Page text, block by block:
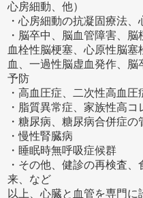
心房細動、他）
・心房細動の抗凝固療法
・脳卒中、脳血管障害、
血栓性脳梗塞、心原性脳
血、一過性脳虚血発作、
予防
・高血圧症、二次性高血圧
・脂質異常症、家族性高
・糖尿病、糖尿病合併症の
・慢性腎臓病
・睡眠時無呼吸症候群
・その他、健診の再検査
来、など
以上、心臓と血管を専門